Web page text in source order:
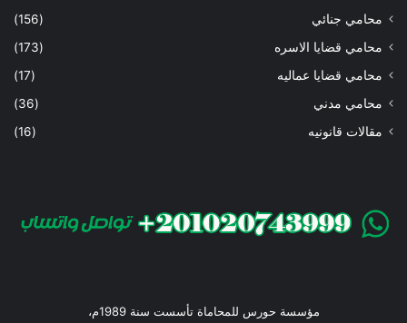
محامي جنائي
(156)
محامي قضايا الاسره
(173)
محامي قضايا عماليه
(17)
محامي مدني
(36)
مقالات قانونيه
(16)
مؤسسة حورس للمحاماة تأسست سنة 1989م،